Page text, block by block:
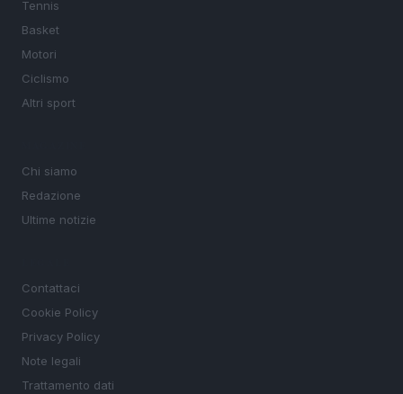
Tennis
Basket
Motori
Ciclismo
Altri sport
Chi siamo
Redazione
Ultime notizie
Contattaci
Cookie Policy
Privacy Policy
Note legali
Trattamento dati